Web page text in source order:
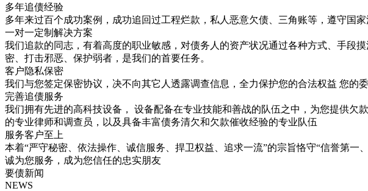
多年追债经验
多年来过百个成功案例，成功追回过工程烂款，私人恶意欠债、三角账等，遵守国
一对一定制解决方案
我们追款的同志，有着高度的职业敏感，对债务人的资产状况通过各种方式、手段
密、打击邪恶、保护弱者，是我们的首要任务。
客户隐私保密
我们与您签定保密协议，决不向其它人透露调查信息，全力保护您的合法权益 您的
完善追债服务
我们拥有先进的高科技设备， 设备配备在专业技能和善战的队伍之中，为您提供
的专业律师和调查员，以及具备丰富债务清欠和欠款催收经验的专业队伍
服务客户至上
本着“严守秘密、依法操作、诚信服务、捍卫权益、追求一流”的宗旨恪守“信誉第
诚为您服务，成为您信任的忠实朋友
要债新闻
NEWS